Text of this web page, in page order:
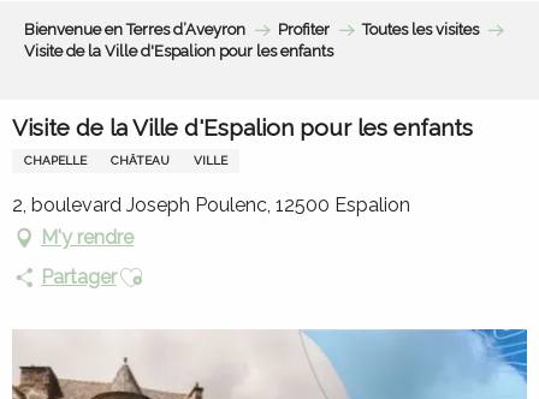
Bienvenue en Terres d’Aveyron Profiter
Toutes les visites
Visite de la Ville d'Espalion pour les enfants
Visite de la Ville d'Espalion pour les enfants
CHAPELLE CHÂTEAU VILLE
2, boulevard Joseph Poulenc, 12500 Espalion
M'y rendre
PartagerAjouter aux favoris